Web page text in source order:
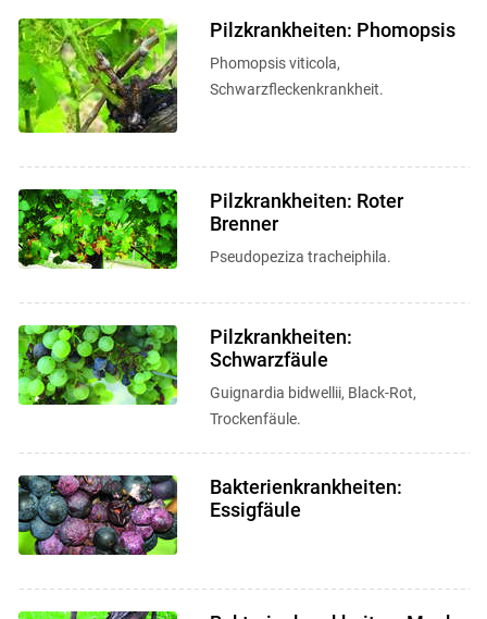
Pilzkrankheiten: Phomopsis
Phomopsis viticola,
Schwarzfleckenkrankheit.
Pilzkrankheiten: Roter
Brenner
Pseudopeziza tracheiphila.
Pilzkrankheiten:
Schwarzfäule
Guignardia bidwellii, Black-Rot,
Trockenfäule.
Bakterienkrankheiten:
Essigfäule